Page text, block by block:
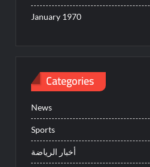
January 1970
Categories
News
Sports
أخبار الرياضة